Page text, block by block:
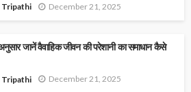
Tripathi December 21, 2025
जानें वैवाहिक जीवन की परेशानी का समाधान कैसे
Tripathi December 21, 2025